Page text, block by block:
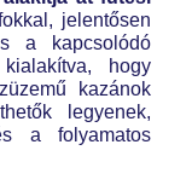
jelentősen
a kapcsolódó
hogy
kazánok
legyenek,
a folyamatos